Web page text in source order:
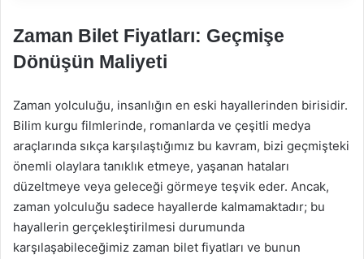
Zaman Bilet Fiyatları: Geçmişe
Dönüşün Maliyeti
Zaman yolculuğu, insanlığın en eski hayallerinden birisidir.
Bilim kurgu filmlerinde, romanlarda ve çeşitli medya
araçlarında sıkça karşılaştığımız bu kavram, bizi geçmişteki
önemli olaylara tanıklık etmeye, yaşanan hataları
düzeltmeye veya geleceği görmeye teşvik eder. Ancak,
zaman yolculuğu sadece hayallerde kalmamaktadır; bu
hayallerin gerçekleştirilmesi durumunda
karşılaşabileceğimiz zaman bilet fiyatları ve bunun